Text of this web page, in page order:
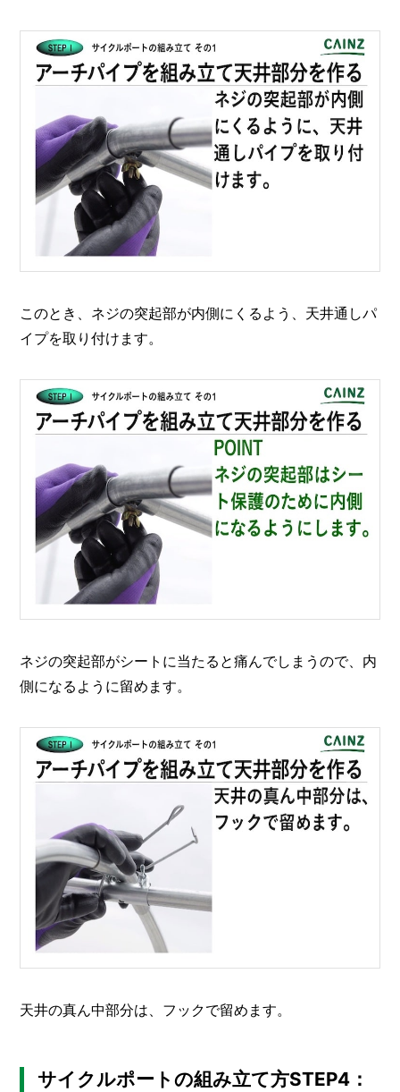
このとき、ネジの突起部が内側にくるよう、天井通しパ
イプを取り付けます。
ネジの突起部がシートに当たると痛んでしまうので、内
側になるように留めます。
天井の真ん中部分は、フックで留めます。
サイクルポートの組み立て方STEP4：